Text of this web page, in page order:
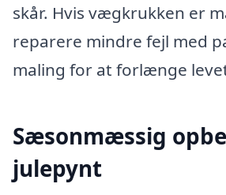
skår. Hvis vægkrukken er
reparere mindre fejl med
maling for at forlænge
Sæsonmæssig
julepynt